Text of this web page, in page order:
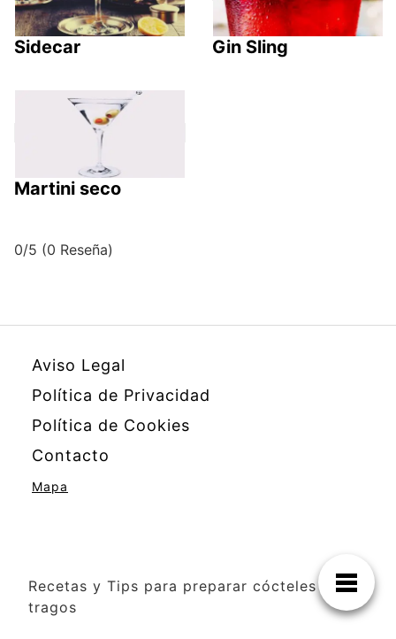
Sidecar Gin Sling
Martini seco
0/5 (0 Reseña)
Aviso Legal
Política de Privacidad
Política de Cookies
Contacto
Mapa
Recetas y Tips para preparar cócteles y
tragos